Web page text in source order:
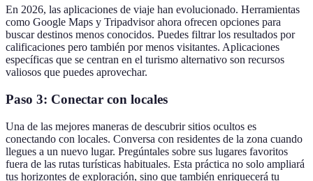
En 2026, las aplicaciones de viaje han evolucionado. Herramientas
como Google Maps y Tripadvisor ahora ofrecen opciones para
buscar destinos menos conocidos. Puedes filtrar los resultados por
calificaciones pero también por menos visitantes. Aplicaciones
específicas que se centran en el turismo alternativo son recursos
valiosos que puedes aprovechar.
Paso 3: Conectar con locales
Una de las mejores maneras de descubrir sitios ocultos es
conectando con locales. Conversa con residentes de la zona cuando
llegues a un nuevo lugar. Pregúntales sobre sus lugares favoritos
fuera de las rutas turísticas habituales. Esta práctica no solo ampliará
tus horizontes de exploración, sino que también enriquecerá tu